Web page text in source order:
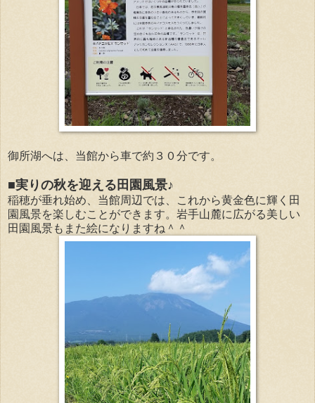
御所湖へは、当館から車で約３０分です。
■実りの秋を迎える田園風景♪
稲穂が垂れ始め、当館周辺では、これから黄金色に輝く田
園風景を楽しむことができます。岩手山麓に広がる美しい
田園風景もまた絵になりますね＾＾